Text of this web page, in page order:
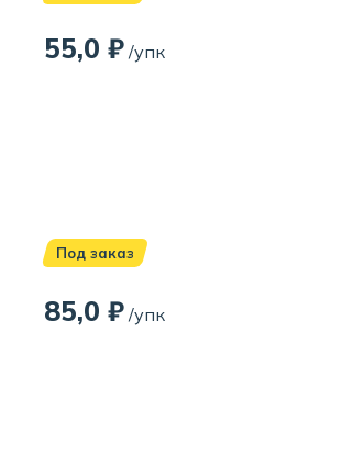
55,0 ₽ /упк
Под заказ
85,0 ₽ /упк